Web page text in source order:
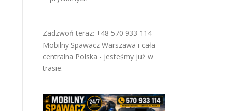
Zadzwoń teraz: +48 570 933 114
Mobilny Spawacz Warszawa i cała
centralna Polska - jesteśmy już w
trasie.